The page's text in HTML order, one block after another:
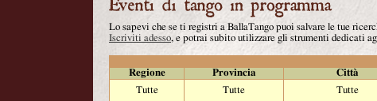
Lo sapevi che se ti registri a BallaTango puoi salvare le tue
Iscriviti adesso, e potrai subito utilizzare gli strumenti dedicati
Regione
Provincia Città
Tutte
Tutte Tutte